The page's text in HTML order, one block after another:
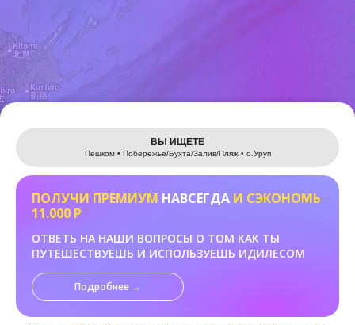
Leaflet
ВЫ ИЩЕТЕ
Пешком • Побережье/Бухта/Залив/Пляж • о.Уруп
ПОЛУЧИ ПРЕМИУМ НАВСЕГДА И СЭКОНОМЬ
11.000 Р
ОТВЕТЬ НА НАШИ ВОПРОСЫ О ТОМ КАК ТЫ
ПУТЕШЕСТВУЕШЬ И ИСПОЛЬЗУЕШЬ ИДИЛЕСОМ
Подробнее →